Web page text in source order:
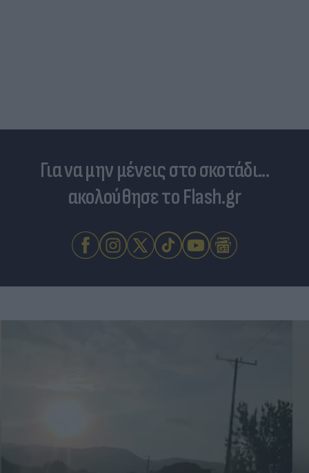
Για να μην μένεις στο σκοτάδι...
ακολούθησε το Flash.gr